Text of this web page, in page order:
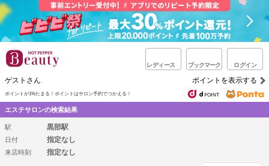
レディース ブックマーク ログイン
ゲストさん ポイントを表示する
ポイントが1%たまる！ ポイントはサロン予約でつかえる！
エステサロンの検索結果
駅 黒部駅
日付 指定なし
来店時刻 指定なし